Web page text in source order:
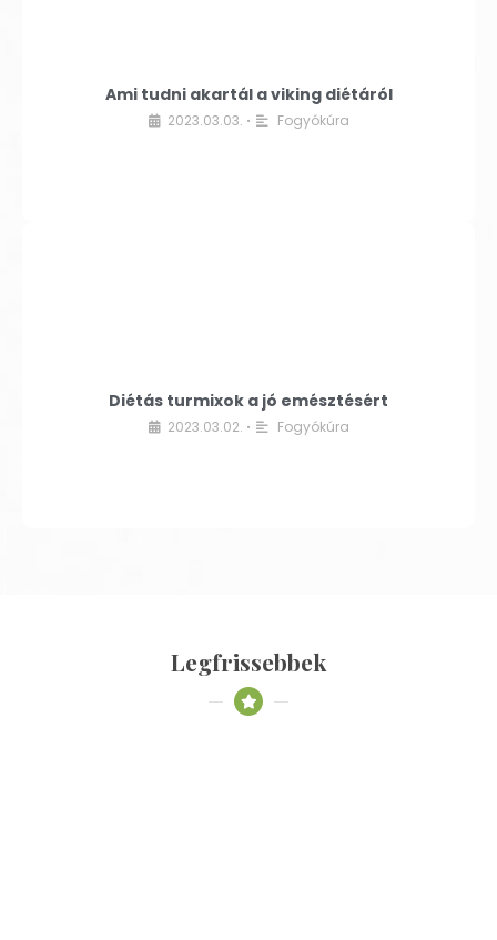
Ami tudni akartál a viking diétáról
2023.03.03. • Fogyókúra
Diétás turmixok a jó emésztésért
2023.03.02. • Fogyókúra
Legfrissebbek